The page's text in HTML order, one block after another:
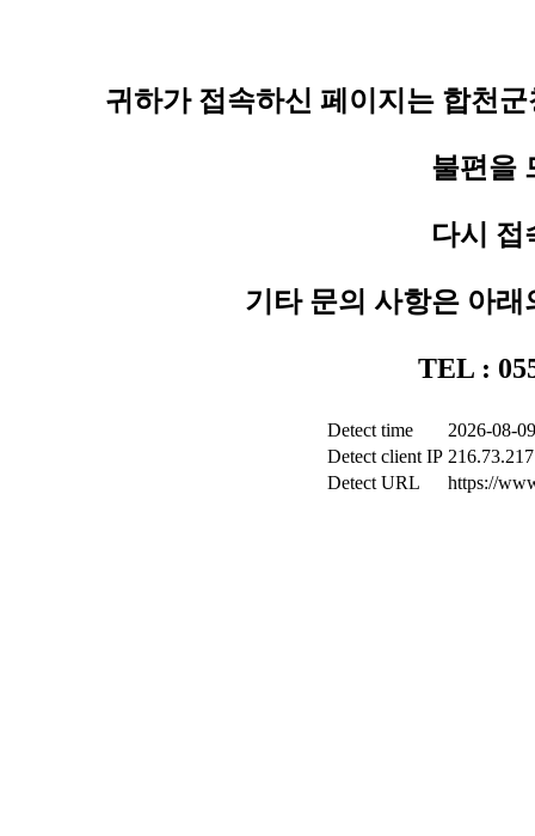
귀하가 접속하신 페이지는 합천
불편을
다시 접
기타 문의 사항은 아
TEL :
Detect time
2026-08-
Detect client IP
Detect URL
https://